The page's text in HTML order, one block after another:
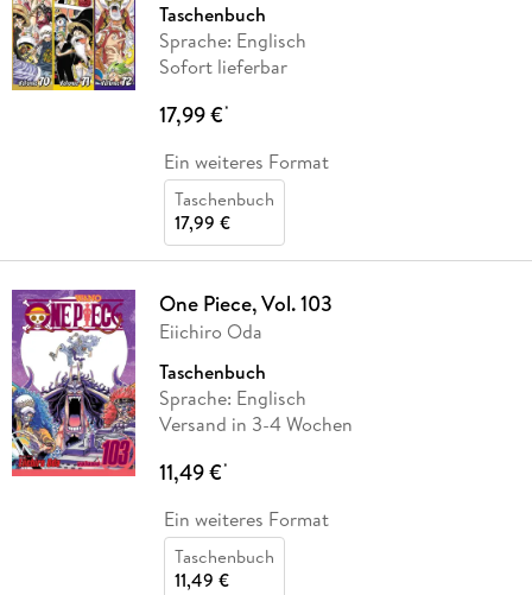
Taschenbuch
Sprache: Englisch
Sofort lieferbar
17,99 €*
Ein weiteres Format
Taschenbuch
17,99 €
One Piece, Vol. 103
Eiichiro Oda
Taschenbuch
Sprache: Englisch
Versand in 3-4 Wochen
11,49 €*
Ein weiteres Format
Taschenbuch
11,49 €